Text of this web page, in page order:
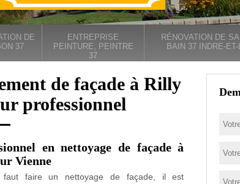
DE
37
ENTREPRISE
PEINTURE, PEINTRE
37
RÉNOVATION DE
BAIN 37 INDRE-ET-
de façade à Rilly
professionnel
en nettoyage de façade à
Vienne
faut faire un nettoyage de façade, il est